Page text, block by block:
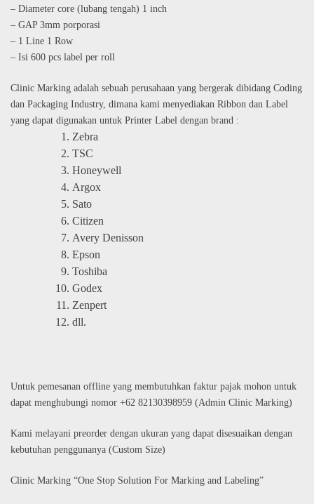
– Diameter core (lubang tengah) 1 inch
– GAP 3mm porporasi
– 1 Line 1 Row
– Isi 600 pcs label per roll
Clinic Marking adalah sebuah perusahaan yang bergerak dibidang Coding
dan Packaging Industry, dimana kami menyediakan Ribbon dan Label
yang dapat digunakan untuk Printer Label dengan brand :
Zebra
TSC
Honeywell
Argox
Sato
Citizen
Avery Denisson
Epson
Toshiba
Godex
Zenpert
dll.
Untuk pemesanan offline yang membutuhkan faktur pajak mohon untuk
dapat menghubungi nomor +62 82130398959 (Admin Clinic Marking)
Kami melayani preorder dengan ukuran yang dapat disesuaikan dengan
kebutuhan penggunanya (Custom Size)
Clinic Marking “One Stop Solution For Marking and Labeling”